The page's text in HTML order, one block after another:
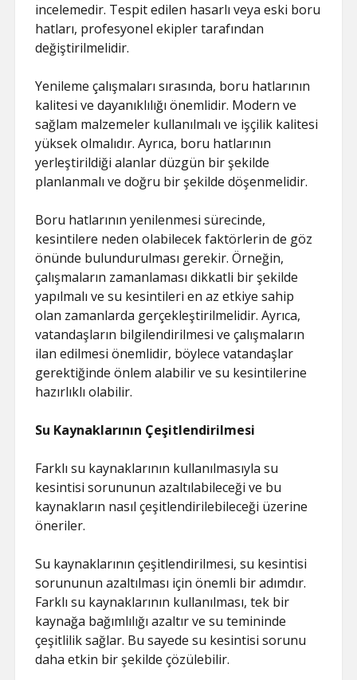
incelemedir. Tespit edilen hasarlı veya eski boru
hatları, profesyonel ekipler tarafından
değiştirilmelidir.
Yenileme çalışmaları sırasında, boru hatlarının
kalitesi ve dayanıklılığı önemlidir. Modern ve
sağlam malzemeler kullanılmalı ve işçilik kalitesi
yüksek olmalıdır. Ayrıca, boru hatlarının
yerleştirildiği alanlar düzgün bir şekilde
planlanmalı ve doğru bir şekilde döşenmelidir.
Boru hatlarının yenilenmesi sürecinde,
kesintilere neden olabilecek faktörlerin de göz
önünde bulundurulması gerekir. Örneğin,
çalışmaların zamanlaması dikkatli bir şekilde
yapılmalı ve su kesintileri en az etkiye sahip
olan zamanlarda gerçekleştirilmelidir. Ayrıca,
vatandaşların bilgilendirilmesi ve çalışmaların
ilan edilmesi önemlidir, böylece vatandaşlar
gerektiğinde önlem alabilir ve su kesintilerine
hazırlıklı olabilir.
Su Kaynaklarının Çeşitlendirilmesi
Farklı su kaynaklarının kullanılmasıyla su
kesintisi sorununun azaltılabileceği ve bu
kaynakların nasıl çeşitlendirilebileceği üzerine
öneriler.
Su kaynaklarının çeşitlendirilmesi, su kesintisi
sorununun azaltılması için önemli bir adımdır.
Farklı su kaynaklarının kullanılması, tek bir
kaynağa bağımlılığı azaltır ve su temininde
çeşitlilik sağlar. Bu sayede su kesintisi sorunu
daha etkin bir şekilde çözülebilir.